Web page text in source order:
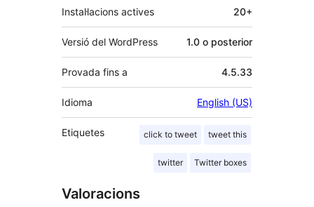
Instal·lacions actives 20+
Versió del WordPress 1.0 o posterior
Provada fins a 4.5.33
Idioma English (US)
Etiquetes click to tweet tweet this
twitter Twitter boxes
Valoracions